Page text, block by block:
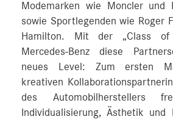
Modemarken wie Moncler und
sowie Sportlegenden wie Roger
Hamilton. Mit der „Class of
Mercedes-Benz diese
neues Level: Zum ersten
kreativen
des Automobilherstellers
Individualisierung, Ästhetik und